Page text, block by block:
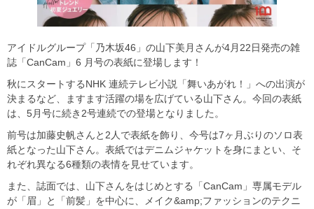
アイドルグループ「乃木坂46」の山下美月さんが4月22日発売の雑
誌「CanCam」6 月号の表紙に登場します！
秋にスタートするNHK 連続テレビ小説「舞いあがれ！」への出演が
決まるなど、ますます活躍の場を広げている山下さん。今回の表紙
は、5月号に続き2号連続での登場となりました。
前号は加藤史帆さんと2人で表紙を飾り、今号は7ヶ月ぶりのソロ表
紙となった山下さん。表紙ではデニムジャケットを身にまとい、そ
れぞれ異なる6種類の表情を見せています。
また、誌面では、山下さんをはじめとする「CanCam」専属モデル
が「眉」と「前髪」を中心に、メイク&amp;ファッションのテクニ